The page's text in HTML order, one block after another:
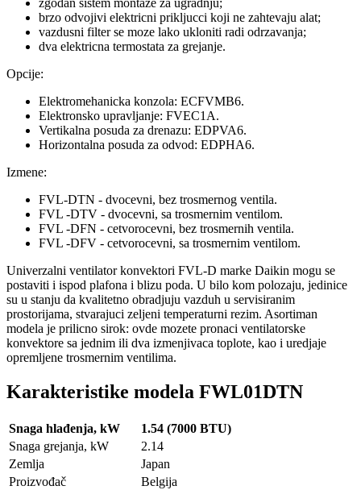
zgodan sistem montaze za ugradnju;
brzo odvojivi elektricni prikljucci koji ne zahtevaju alat;
vazdusni filter se moze lako ukloniti radi odrzavanja;
dva elektricna termostata za grejanje.
Opcije:
Elektromehanicka konzola: ECFVMB6.
Elektronsko upravljanje: FVEC1A.
Vertikalna posuda za drenazu: EDPVA6.
Horizontalna posuda za odvod: EDPHA6.
Izmene:
FVL-DTN - dvocevni, bez trosmernog ventila.
FVL -DTV - dvocevni, sa trosmernim ventilom.
FVL -DFN - cetvorocevni, bez trosmernih ventila.
FVL -DFV - cetvorocevni, sa trosmernim ventilom.
Univerzalni ventilator konvektori FVL-D marke Daikin mogu se
postaviti i ispod plafona i blizu poda. U bilo kom polozaju, jedinice
su u stanju da kvalitetno obradjuju vazduh u servisiranim
prostorijama, stvarajuci zeljeni temperaturni rezim. Asortiman
modela je prilicno sirok: ovde mozete pronaci ventilatorske
konvektore sa jednim ili dva izmenjivaca toplote, kao i uredjaje
opremljene trosmernim ventilima.
Karakteristike modela FWL01DTN
Snaga hlađenja, kW
1.54 (7000 BTU)
Snaga grejanja, kW
2.14
Zemlja
Japan
Proizvođač
Belgija